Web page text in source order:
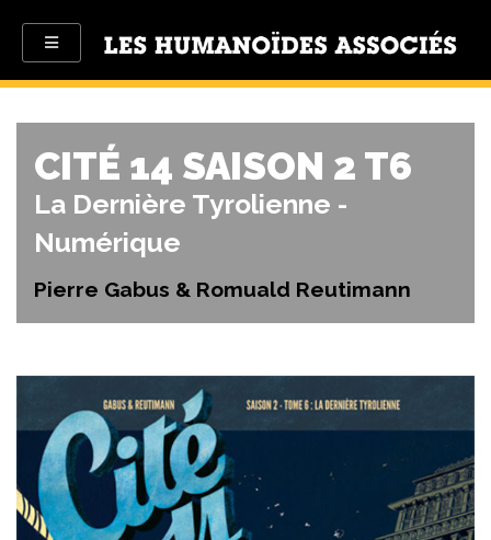
CITÉ 14 SAISON 2 T6
La Dernière Tyrolienne -
Numérique
Pierre Gabus & Romuald Reutimann